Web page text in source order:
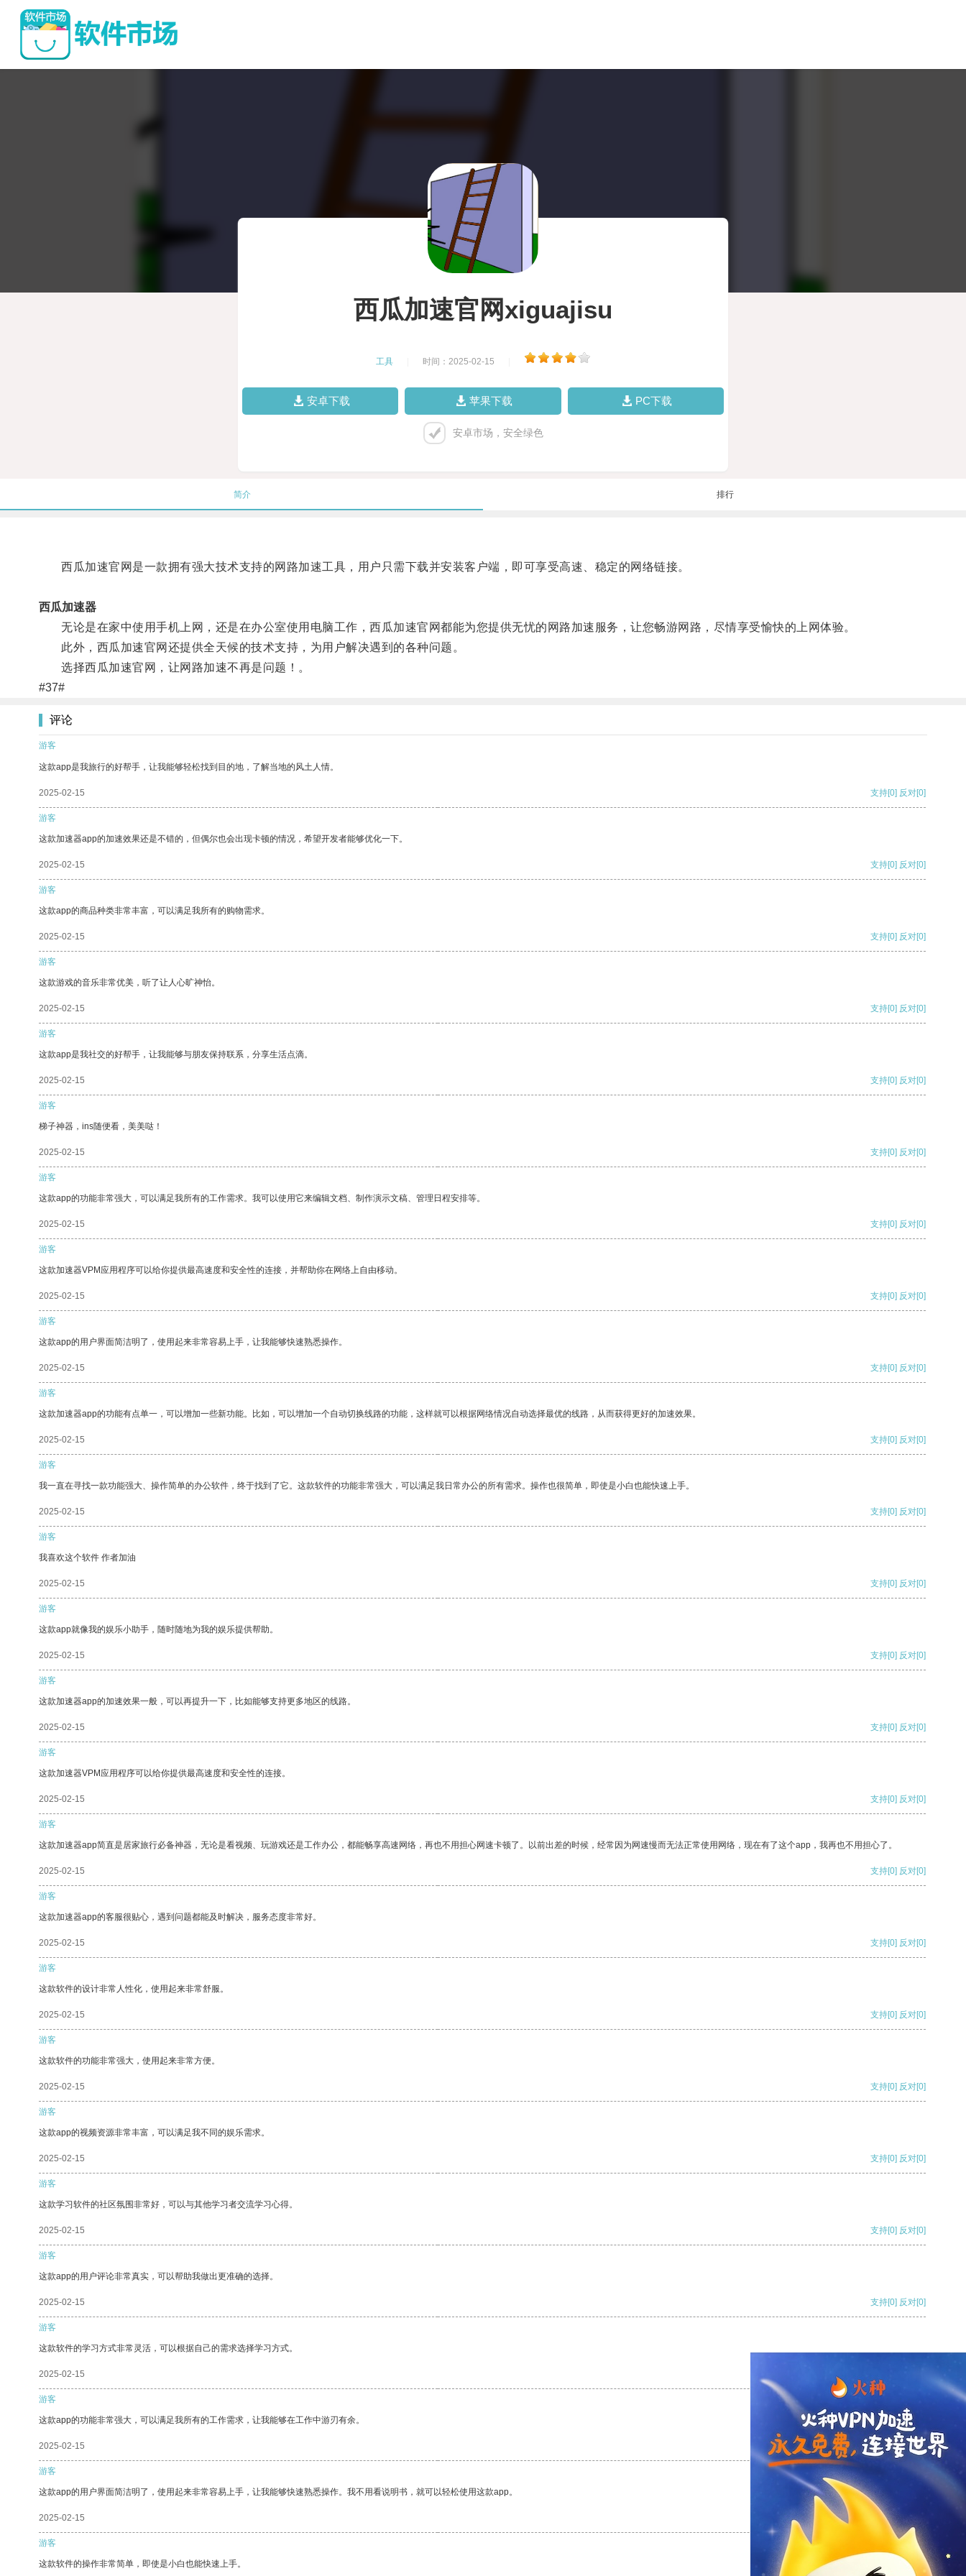
西瓜加速官网xiguajisu
工具 时间：2025-02-15
安卓下载 苹果下载 PC下载
安卓市场，安全绿色
简介 排行
西瓜加速官网是一款拥有强大技术支持的网路加速工具，用户只需下载并安装客户端，即可享受高速、稳定的网络链接。
西瓜加速器
无论是在家中使用手机上网，还是在办公室使用电脑工作，西瓜加速官网都能为您提供无忧的网路加速服务，让您畅游网路，尽情享受愉快的上网体验。
此外，西瓜加速官网还提供全天候的技术支持，为用户解决遇到的各种问题。
选择西瓜加速官网，让网路加速不再是问题！。
#37#
评论
游客
这款app是我旅行的好帮手，让我能够轻松找到目的地，了解当地的风土人情。
2025-02-15 支持[0] 反对[0]
游客
这款加速器app的加速效果还是不错的，但偶尔也会出现卡顿的情况，希望开发者能够优化一下。
2025-02-15 支持[0] 反对[0]
游客
这款app的商品种类非常丰富，可以满足我所有的购物需求。
2025-02-15 支持[0] 反对[0]
游客
这款游戏的音乐非常优美，听了让人心旷神怡。
2025-02-15 支持[0] 反对[0]
游客
这款app是我社交的好帮手，让我能够与朋友保持联系，分享生活点滴。
2025-02-15 支持[0] 反对[0]
游客
梯子神器，ins随便看，美美哒！
2025-02-15 支持[0] 反对[0]
游客
这款app的功能非常强大，可以满足我所有的工作需求。我可以使用它来编辑文档、制作演示文稿、管理日程安排等。
2025-02-15 支持[0] 反对[0]
游客
这款加速器VPM应用程序可以给你提供最高速度和安全性的连接，并帮助你在网络上自由移动。
2025-02-15 支持[0] 反对[0]
游客
这款app的用户界面简洁明了，使用起来非常容易上手，让我能够快速熟悉操作。
2025-02-15 支持[0] 反对[0]
游客
这款加速器app的功能有点单一，可以增加一些新功能。比如，可以增加一个自动切换线路的功能，这样就可以根据网络情况自动选择最优的线路，从而获得更好的加速效果。
2025-02-15 支持[0] 反对[0]
游客
我一直在寻找一款功能强大、操作简单的办公软件，终于找到了它。这款软件的功能非常强大，可以满足我日常办公的所有需求。操作也很简单，即使是小白也能快速上手。
2025-02-15 支持[0] 反对[0]
游客
我喜欢这个软件 作者加油
2025-02-15 支持[0] 反对[0]
游客
这款app就像我的娱乐小助手，随时随地为我的娱乐提供帮助。
2025-02-15 支持[0] 反对[0]
游客
这款加速器app的加速效果一般，可以再提升一下，比如能够支持更多地区的线路。
2025-02-15 支持[0] 反对[0]
游客
这款加速器VPM应用程序可以给你提供最高速度和安全性的连接。
2025-02-15 支持[0] 反对[0]
游客
这款加速器app简直是居家旅行必备神器，无论是看视频、玩游戏还是工作办公，都能畅享高速网络，再也不用担心网速卡顿了。以前出差的时候，经常因为网速慢而无法正常使用网络，现在有了这个app，我再也不用担心了。
2025-02-15 支持[0] 反对[0]
游客
这款加速器app的客服很贴心，遇到问题都能及时解决，服务态度非常好。
2025-02-15 支持[0] 反对[0]
游客
这款软件的设计非常人性化，使用起来非常舒服。
2025-02-15 支持[0] 反对[0]
游客
这款软件的功能非常强大，使用起来非常方便。
2025-02-15 支持[0] 反对[0]
游客
这款app的视频资源非常丰富，可以满足我不同的娱乐需求。
2025-02-15 支持[0] 反对[0]
游客
这款学习软件的社区氛围非常好，可以与其他学习者交流学习心得。
2025-02-15 支持[0] 反对[0]
游客
这款app的用户评论非常真实，可以帮助我做出更准确的选择。
2025-02-15 支持[0] 反对[0]
游客
这款软件的学习方式非常灵活，可以根据自己的需求选择学习方式。
2025-02-15
游客
这款app的功能非常强大，可以满足我所有的工作需求，让我能够在工作中游刃有余。
2025-02-15 支持 [0] 反对[0]
游客
这款app的用户界面简洁明了，使用起来非常容易上手，让我能够快速熟悉操作。我不用看说明书，就可以轻松使用这款app。
2025-02-15 支持[0] 反对
游客
这款软件的操作非常简单，即使是小白也能快速上手。